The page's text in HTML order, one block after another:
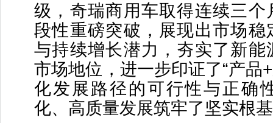
级，奇瑞商用车取得连续三个
段性重磅突破，展现出市场稳
与持续增长潜力，夯实了新能
市场地位，进一步印证了“产品
化发展路径的可行性与正确
化、高质量发展筑牢了坚实根